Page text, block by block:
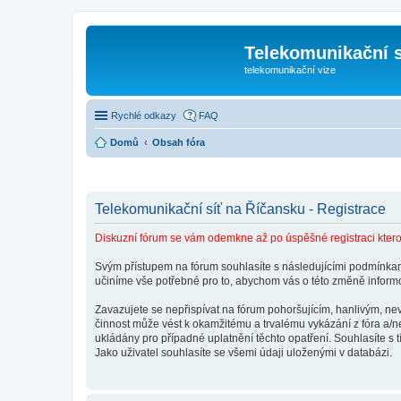
Telekomunikační
telekomunikační vize
Rychlé odkazy FAQ
Domů Obsah fóra
Telekomunikační síť na Říčansku - Registrace
Diskuzní fórum se vám odemkne až po úspěšné registraci
Svým přístupem na fórum souhlasíte s následujícími
učiníme vše potřebné pro to, abychom vás o této změně
Zavazujete se nepřispívat na fórum pohoršujícím, hanlivým,
činnost může vést k okamžitému a trvalému vykázání z fóra
ukládány pro případné uplatnění těchto opatření. Souhlasíte s
Jako uživatel souhlasíte se všemi údaji uloženými v databázi.